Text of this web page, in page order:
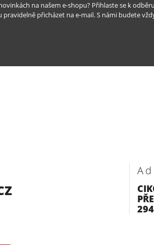
na našem e-shopu? Přihlaste se k odběru
přicházet na e-mail. S námi budete